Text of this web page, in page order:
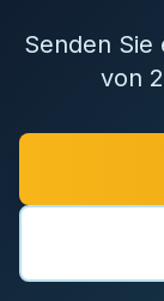
Senden
von